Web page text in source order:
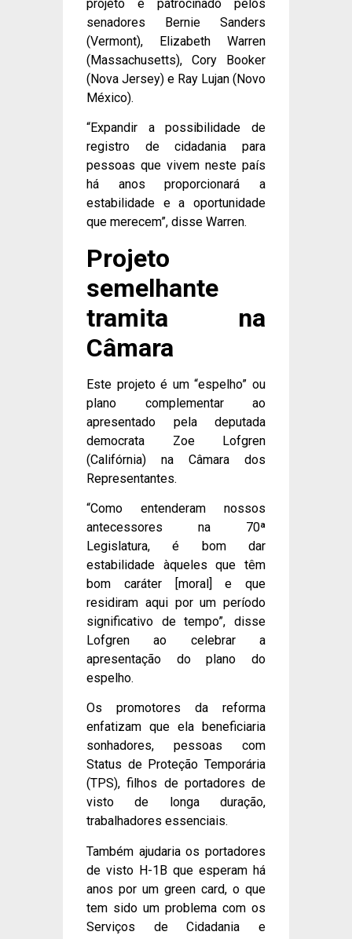
projeto é patrocinado pelos
senadores Bernie Sanders
(Vermont), Elizabeth Warren
(Massachusetts), Cory Booker
(Nova Jersey) e Ray Lujan (Novo
México).
“Expandir a possibilidade de
registro de cidadania para
pessoas que vivem neste país
há anos proporcionará a
estabilidade e a oportunidade
que merecem”, disse Warren.
Projeto
semelhante
tramita na
Câmara
Este projeto é um “espelho” ou
plano complementar ao
apresentado pela deputada
democrata Zoe Lofgren
(Califórnia) na Câmara dos
Representantes.
“Como entenderam nossos
antecessores na 70ª
Legislatura, é bom dar
estabilidade àqueles que têm
bom caráter [moral] e que
residiram aqui por um período
significativo de tempo”, disse
Lofgren ao celebrar a
apresentação do plano do
espelho.
Os promotores da reforma
enfatizam que ela beneficiaria
sonhadores, pessoas com
Status de Proteção Temporária
(TPS), filhos de portadores de
visto de longa duração,
trabalhadores essenciais.
Também ajudaria os portadores
de visto H-1B que esperam há
anos por um green card, o que
tem sido um problema com os
Serviços de Cidadania e